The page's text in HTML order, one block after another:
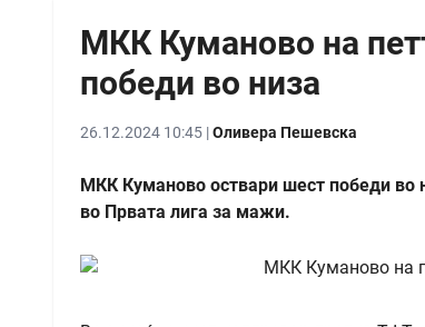
МКК Куманово на
победи во низа
26.12.2024 10:45 |Оливера Пешевска
МКК Куманово оствари шест победи во
во Првата лига за мажи.